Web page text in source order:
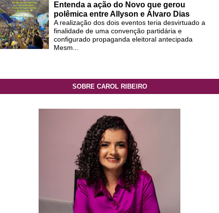
Entenda a ação do Novo que gerou
polêmica entre Allyson e Álvaro Dias
A realização dos dois eventos teria desvirtuado a
finalidade de uma convenção partidária e
configurado propaganda eleitoral antecipada
Mesm...
SOBRE CAROL RIBEIRO